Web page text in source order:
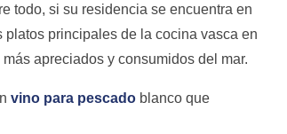
todo, si su residencia se encuentra en
principales de la cocina vasca en
apreciados y consumidos del mar.
vino para pescadoblanco que